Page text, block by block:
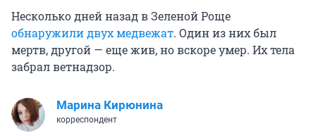
Несколько дней назад в Зеленой Роще
обнаружили двух медвежат. Один из них был
мертв, другой — еще жив, но вскоре умер. Их тела
забрал ветнадзор.
Марина Кирюнина
корреспондент